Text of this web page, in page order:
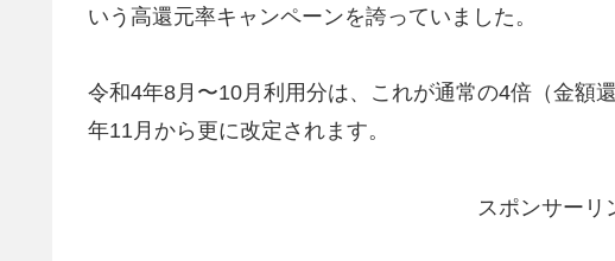
いう高還元率キャンペーンを誇っていました。
令和4年8月〜10月利用分は、これが通常の4倍（金額
年11月から更に改定されます。
スポンサーリ